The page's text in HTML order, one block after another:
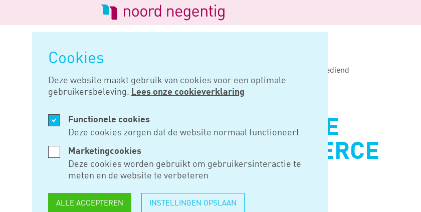
Cookies
Deze website maakt gebruik van cookies voor een optimale
gebruikersbeleving. Lees onze cookieverklaring
Functionele cookies
Deze cookies zorgen dat de website normaal functioneert
Marketingcookies
Deze cookies worden gebruikt om gebruikersinteractie te
meten en de website te verbeteren
ALLE ACCEPTEREN INSTELLINGEN OPSLAAN
Logo
van
Noord
Negentig
Wet implementatie richtlijn e-commerce ingediend
JUL 22, 2020
WET IMPLEMENTATIE
RICHTLIJN E-COMMERCE
INGEDIEND